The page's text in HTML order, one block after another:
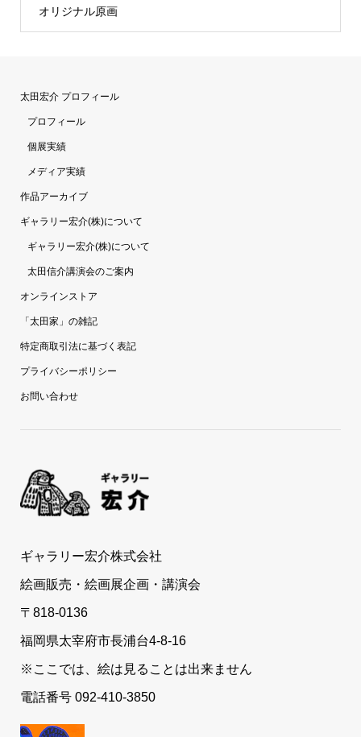
オリジナル原画
太田宏介 プロフィール
プロフィール
個展実績
メディア実績
作品アーカイブ
ギャラリー宏介(株)について
ギャラリー宏介(株)について
太田信介講演会のご案内
オンラインストア
「太田家」の雑記
特定商取引法に基づく表記
プライバシーポリシー
お問い合わせ
ギャラリー宏介株式会社
絵画販売・絵画展企画・講演会
〒818-0136
福岡県太宰府市長浦台4-8-16
※ここでは、絵は見ることは出来ません
電話番号 092-410-3850